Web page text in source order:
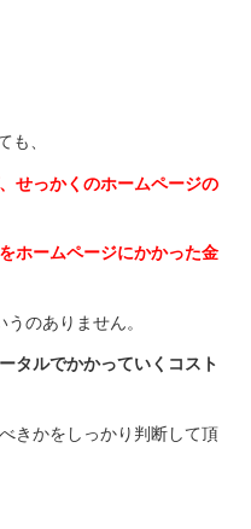
、
せっかくのホームページの
ホームページにかかった金
のありません。
ータルでかかっていくコスト
きかをしっかり判断して頂